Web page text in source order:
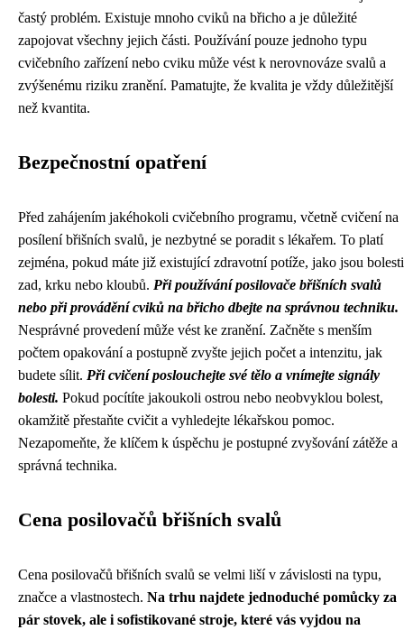
častý problém. Existuje mnoho cviků na břicho a je důležité
zapojovat všechny jejich části. Používání pouze jednoho typu
cvičebního zařízení nebo cviku může vést k nerovnováze svalů a
zvýšenému riziku zranění. Pamatujte, že kvalita je vždy důležitější
než kvantita.
Bezpečnostní opatření
Před zahájením jakéhokoli cvičebního programu, včetně cvičení na
posílení břišních svalů, je nezbytné se poradit s lékařem. To platí
zejména, pokud máte již existující zdravotní potíže, jako jsou bolesti
zad, krku nebo kloubů. Při používání posilovače břišních svalů
nebo při provádění cviků na břicho dbejte na správnou techniku.
Nesprávné provedení může vést ke zranění. Začněte s menším
počtem opakování a postupně zvyšte jejich počet a intenzitu, jak
budete sílit. Při cvičení poslouchejte své tělo a vnímejte signály
bolesti. Pokud pocítíte jakoukoli ostrou nebo neobvyklou bolest,
okamžitě přestaňte cvičit a vyhledejte lékařskou pomoc.
Nezapomeňte, že klíčem k úspěchu je postupné zvyšování zátěže a
správná technika.
Cena posilovačů břišních svalů
Cena posilovačů břišních svalů se velmi liší v závislosti na typu,
značce a vlastnostech. Na trhu najdete jednoduché pomůcky za
pár stovek, ale i sofistikované stroje, které vás vyjdou na